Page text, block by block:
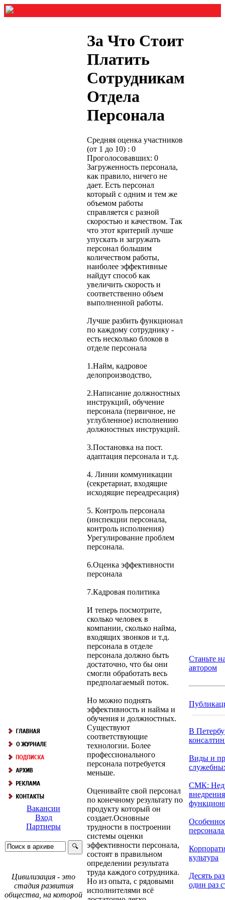
Вакансии
Вход
Партнеры
Цивилизация - это
стадия развития
общества, на которой
За Что Стоит
Платить
Сотрудникам
Отдела
Персонала
Средняя оценка участников
(от 1 до 10) : 0
Проголосовавших: 0
Загруженность персонала,
как правило, ничего не
дает. Есть персонал
который с одним и тем же
объемом работы
справляется с разной
скоростью и качеством. Так
что этот критерий лучше
упускать и загружать
персонал большим
количеством работы,
наиболее эффективные
найдут способ как
увеличить скорость и
соответственно объем
выполненной работы.
Лучше разбить функционал
по каждому сотруднику -
есть несколько блоков в
отделе персонала
1.Найм, кадровое
делопроизводство,
2.Написание должностных
инструкций, обучение
персонала (первичное, не
углубленное) исполнению
должностных инструкций.
3.Постановка на пост.
адаптация персонала и т.д.
4. Линии коммуникации
(секретариат, входящие
исходящие переадресация)
5. Контроль персонала
(инспекции персонала,
контроль исполнения)
Урегулирование проблем
персонала.
6.Оценка эффективности
персонала
7.Кадровая политика
И теперь посмотрите,
сколько человек в
компании, сколько найма,
входящих звонков и т.д.
персонала в отделе
персонала должно быть
достаточно, что бы они
смогли обработать весь
предполагаемый поток.
Но можно поднять
эффективность и найма и
обучения и должностных.
Существуют
соответствующие
технологии. Более
профессионального
персонала потребуется
меньше.
Оценивайте свой персонал
по конечному результату по
продукту который он
создает.Основные
трудности в построении
системы оценки
эффективности персонала,
состоят в правильном
определении результата
труда каждого сотрудника.
Но из опыта, с рядовыми
исполнителями всё
Станьте
автором
В
Виды и
СМК:
культура
Десять
один раз